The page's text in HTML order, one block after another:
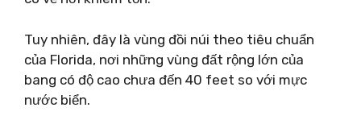
Tuy nhiên, đây là vùng đồi núi theo tiêu chuẩn
của Florida, nơi những vùng đất rộng lớn của
bang có độ cao chưa đến 40 feet so với mực
nước biển.